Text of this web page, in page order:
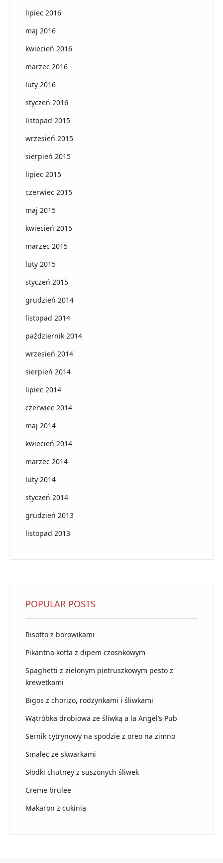
lipiec 2016
maj 2016
kwiecień 2016
marzec 2016
luty 2016
styczeń 2016
listopad 2015
wrzesień 2015
sierpień 2015
lipiec 2015
czerwiec 2015
maj 2015
kwiecień 2015
marzec 2015
luty 2015
styczeń 2015
grudzień 2014
listopad 2014
październik 2014
wrzesień 2014
sierpień 2014
lipiec 2014
czerwiec 2014
maj 2014
kwiecień 2014
marzec 2014
luty 2014
styczeń 2014
grudzień 2013
listopad 2013
POPULAR POSTS
Risotto z borowikami
Pikantna kofta z dipem czosnkowym
Spaghetti z zielonym pietruszkowym pesto z
krewetkami
Bigos z chorizo, rodzynkami i śliwkami
Wątróbka drobiowa ze śliwką a la Angel’s Pub
Sernik cytrynowy na spodzie z oreo na zimno
Smalec ze skwarkami
Słodki chutney z suszonych śliwek
Creme brulee
Makaron z cukinią